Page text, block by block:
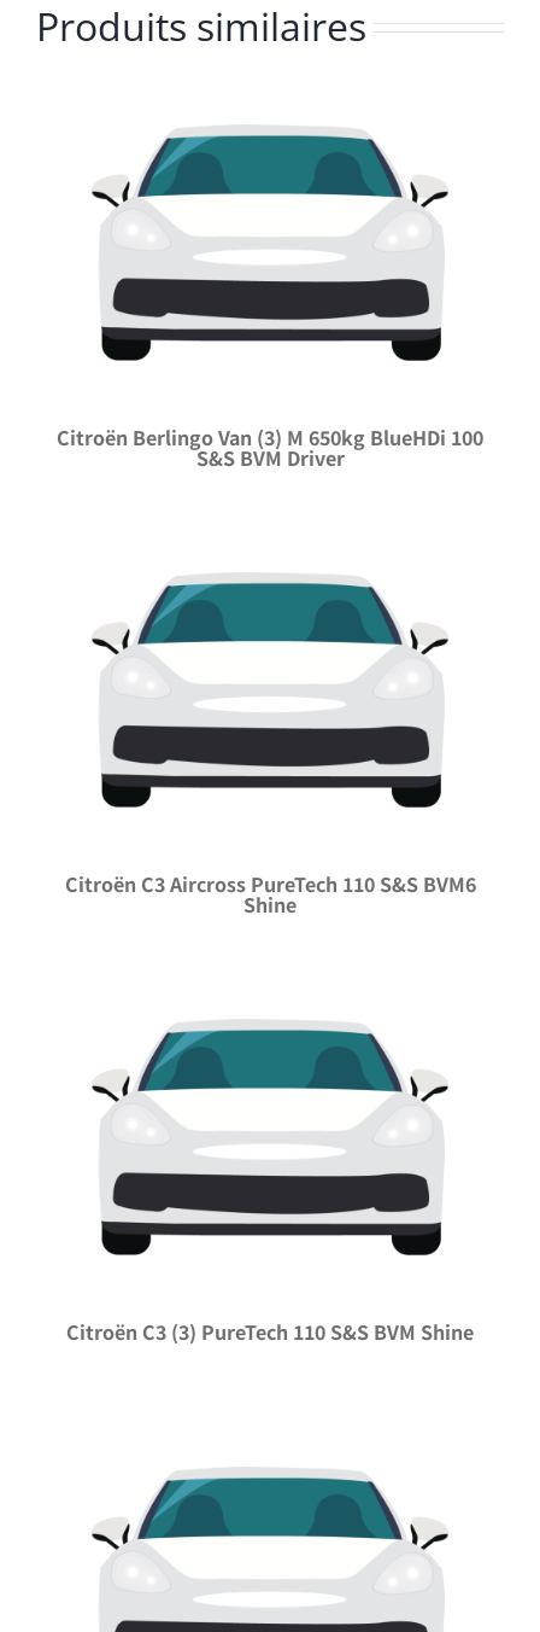
Produits similaires
Citroën Berlingo Van (3) M 650kg BlueHDi 100
S&S BVM Driver
Citroën C3 Aircross PureTech 110 S&S BVM6
Shine
Citroën C3 (3) PureTech 110 S&S BVM Shine